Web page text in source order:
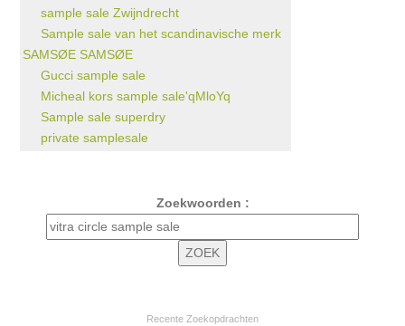
sample sale Zwijndrecht
Sample sale van het scandinavische merk
SAMSØE SAMSØE
Gucci sample sale
Micheal kors sample sale'qMloYq
Sample sale superdry
private samplesale
Zoekwoorden :
Recente Zoekopdrachten